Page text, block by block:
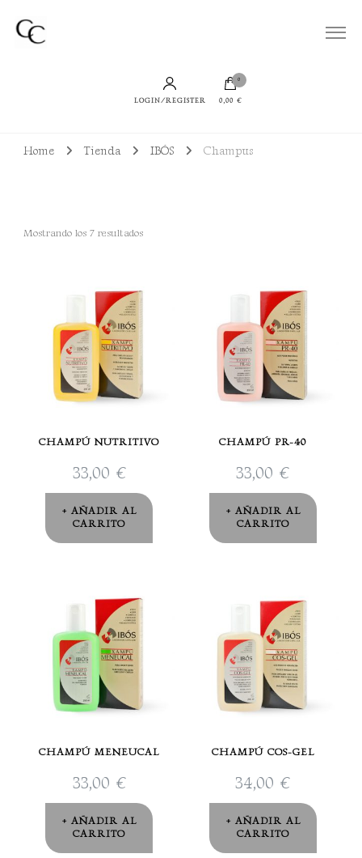
Cuidamos de tu Cabello
Todo lo que necesitas para lucir un cabello bien cuidado, sano y con productos
sostenibles
LOGIN/REGISTER
0
0,00 €
Home Tienda IBÓS Champus
Mostrando los 7 resultadosOrdenado
CHAMPÚ NUTRITIVO
33,00 €
AÑADIR AL
CARRITO
CHAMPÚ PR-40
33,00 €
AÑADIR AL
CARRITO
CHAMPÚ MENEUCAL
33,00 €
AÑADIR AL
CARRITO
CHAMPÚ COS-GEL
34,00 €
AÑADIR AL
CARRITO